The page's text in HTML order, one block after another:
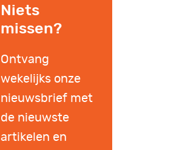
Niets
missen?
Ontvang
wekelijks onze
nieuwsbrief met
de nieuwste
artikelen en